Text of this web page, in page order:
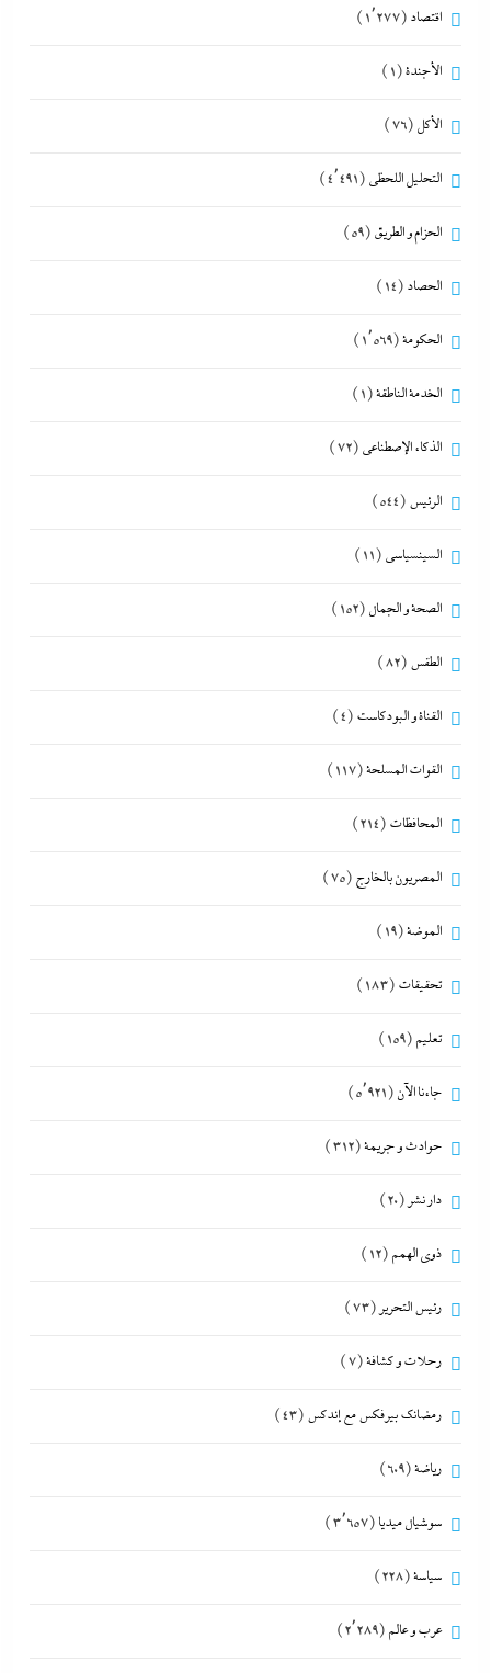
اقتصاد (1٬277)
الأجندة(1)
الأكل (76)
التحليل اللحظي (4٬491)
الحزام و الطريق (59)
الحصاد (14)
الحكومة(1٬569)
الخدمة الناطقة(1)
الذكاء الإصطناعي (72)
الرئيس (544)
السينسياسي (11)
الصحة و الجمال (152)
الطقس (82)
القناة و البودكاست (4)
القوات المسلحة(117)
المحافظات (214)
المصريون بالخارج (75)
الموضة(19)
تحقيقات (183)
تعليم (159)
جاءنا الآن (5٬921)
حوادث و جريمة(312)
دار نشر (20)
ذوى الهمم (12)
رئيس التحرير (73)
رحلات و كشافة(7)
رمضانك بيرفكس مع إندكس (43)
رياضة(609)
سوشيال ميديا (3٬657)
سياسة(228)
عرب و عالم (2٬289)